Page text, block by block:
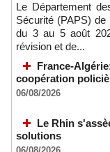
Le Département
Sécurité (PAPS)
du 3 au 5 août
révision et de...
France-
coopération
06/08/2026
Le Rhin
solutions